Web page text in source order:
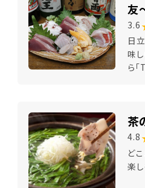
友
3.6
日
味
ら
茶
4.8
ど
楽し